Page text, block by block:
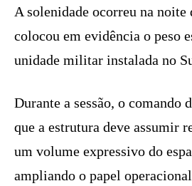
A solenidade ocorreu na noite
colocou em evidência o peso
unidade militar instalada no
Durante a sessão, o comando
que a estrutura deve assumir
um volume expressivo do
ampliando o papel